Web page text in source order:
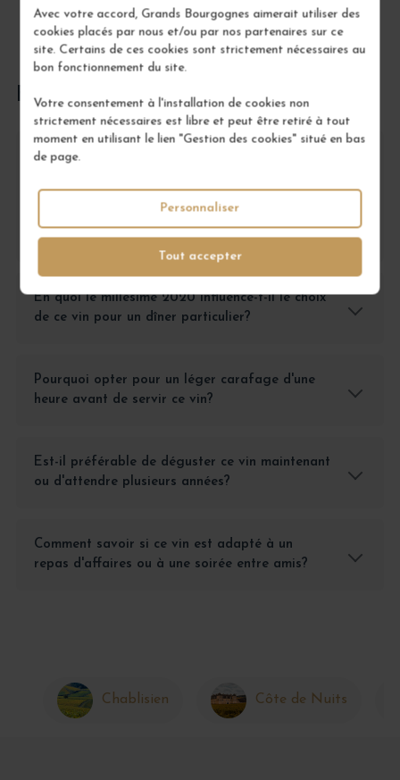
Avec votre accord, Grands Bourgognes aimerait utiliser des
cookies placés par nous et/ou par nos partenaires sur ce
site. Certains de ces cookies sont strictement nécessaires au
bon fonctionnement du site.
Votre consentement à l'installation de cookies non
strictement nécessaires est libre et peut être retiré à tout
moment en utilisant le lien "Gestion des cookies" situé en bas
de page.
Tout accepter
Personnaliser
FOIRE AUX QUESTIONS
Quel est l'intérêt de choisir le Nuits-Saint-
vin du <a
href="https://grandsbourgognes.com/fr/bourgogne-
19">Bourgogne</a>?
En quoi le millésime 2020 influence-t-il le choix
de ce vin pour un dîner particulier?
Pourquoi opter pour un léger carafage d'une
heure avant de servir ce vin?
Est-il préférable de déguster ce vin maintenant
ou d'attendre plusieurs années?
Comment savoir si ce vin est adapté à un
repas d'affaires ou à une soirée entre amis?
Chablisien Côte de Nuits